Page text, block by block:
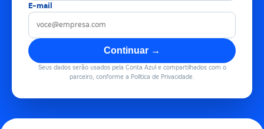
E-mail
Continuar →
Seus dados serão usados pela Conta Azul e compartilhados com o
parceiro, conforme a Política de Privacidade.